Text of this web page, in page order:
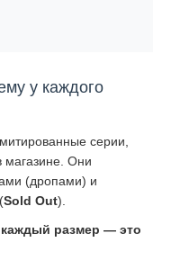
у каждого
серии,
магазине. Они
(дропами) и
Sold Out).
каждый размер — это